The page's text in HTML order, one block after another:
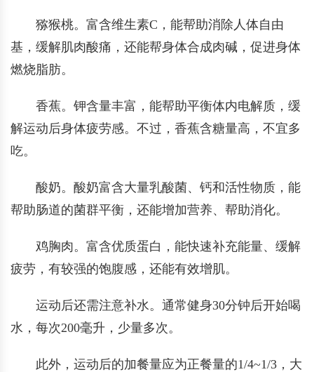
猕猴桃。富含维生素C，能帮助消除人体自由
基，缓解肌肉酸痛，还能帮身体合成肉碱，促进身体
燃烧脂肪。
香蕉。钾含量丰富，能帮助平衡体内电解质，缓
解运动后身体疲劳感。不过，香蕉含糖量高，不宜多
吃。
酸奶。酸奶富含大量乳酸菌、钙和活性物质，能
帮助肠道的菌群平衡，还能增加营养、帮助消化。
鸡胸肉。富含优质蛋白，能快速补充能量、缓解
疲劳，有较强的饱腹感，还能有效增肌。
运动后还需注意补水。通常健身30分钟后开始喝
水，每次200毫升，少量多次。
此外，运动后的加餐量应为正餐量的1/4~1/3，大